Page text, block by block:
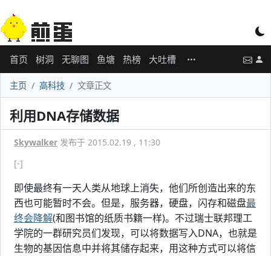
首页 树洞 无聊图 鱼塘 热榜 大吐槽
主页 高科技 文章正文
利用DNA存储数据
Skywalker 发布于 2015.02.19 , 11:30
[-]
即使最终有一天人类从地球上消失，他们所创造出来的东
西也可能暂时不会。但是，服务器，硬盘，闪存和磁盘最
终会降解(和图书馆的纸质书籍一样)。不过瑞士联邦理工
学院的一群研究员们发现，可以将数据写入DNA，也就是
生物的基因信息中并将其储存起来，用这种方式可以将信